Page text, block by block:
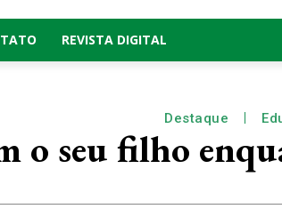
REVISTA DIGITAL
Destaque
o seu filho